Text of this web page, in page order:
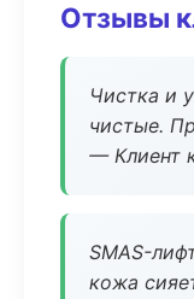
Отзывы
Чистка и
чистые.
— Клиент
SMAS-
кожа